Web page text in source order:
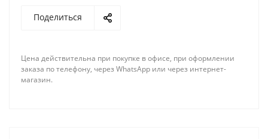
Поделиться
Цена действительна при покупке в офисе, при оформлении
заказа по телефону, через WhatsApp или через интернет-
магазин.